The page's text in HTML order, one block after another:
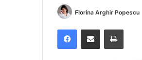
Florina Arghir Popescu
FacebookDistribuie prin e-mail